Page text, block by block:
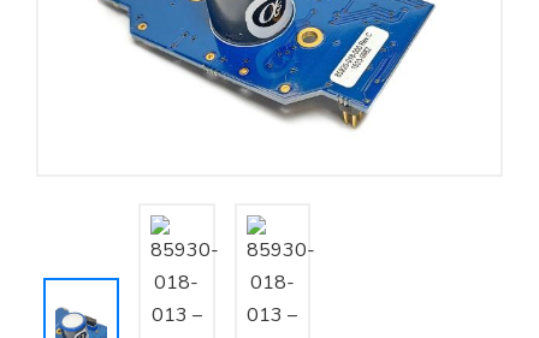
Nhà phân phối cảm biến
Nhà sản xuất thiết bị điều khiển
Cung cấp giải pháp quản lý cho toà nhà (BMS)
Tư vấn – Thiết kế – Cung cấp thiết bị HVAC